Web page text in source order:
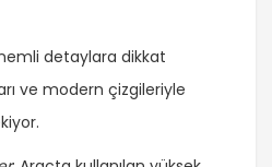
detaylara dikkat
ve modern çizgileriyle